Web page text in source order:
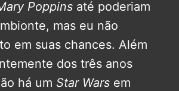
Poppins até poderiam
mas eu não
em suas chances. Além
dos três anos
há um Star Wars em